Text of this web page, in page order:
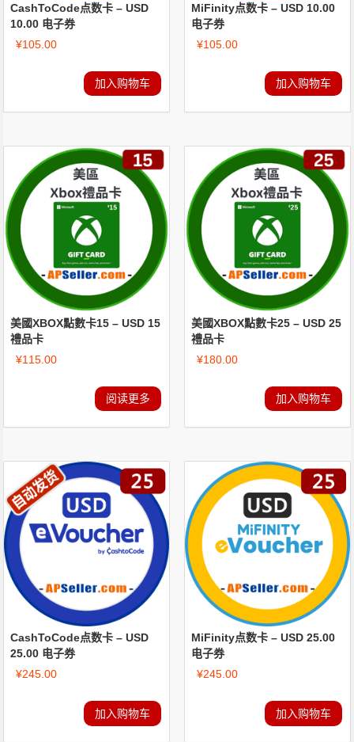
CashToCode点数卡 – USD
10.00 电子券
¥105.00
加入购物车
MiFinity点数卡 – USD 10.00
电子券
¥105.00
加入购物车
美國XBOX點數卡15 – USD 15
禮品卡
¥115.00
阅读更多
美國XBOX點數卡25 – USD 25
禮品卡
¥180.00
加入购物车
CashToCode点数卡 – USD
25.00 电子券
¥245.00
加入购物车
MiFinity点数卡 – USD 25.00
电子券
¥245.00
加入购物车